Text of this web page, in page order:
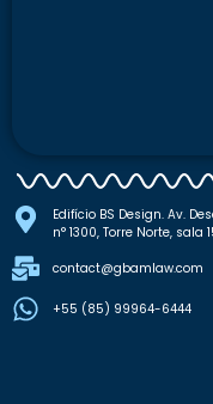
Edifício BS Design. Av.
n° 1300, Torre Norte, sala
contact@gbamlaw.com
+55 (85) 99964-6444